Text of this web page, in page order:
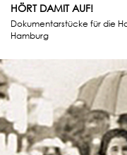
HÖRT DAMIT AUF!
Dokumentarstücke für die
Hamburg